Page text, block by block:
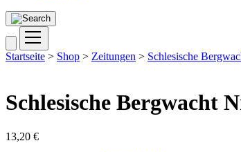
Startseite > Shop > Zeitungen > Schlesische
Schlesische Bergwacht
13,20 €